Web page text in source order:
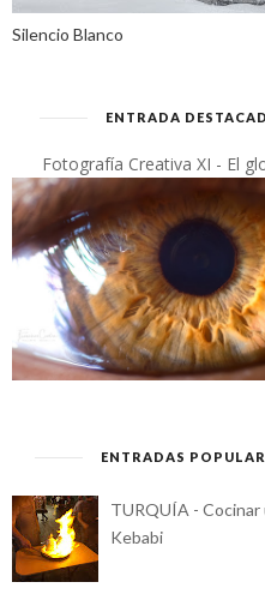
SOL NEGRO (POEMA Y
Silencio Blanco
ENTRADA
Fotografía Creativa XI - El
ENTRADAS
TURQUÍA -
Kebabi